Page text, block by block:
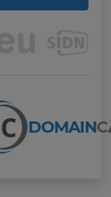
DOMAIN